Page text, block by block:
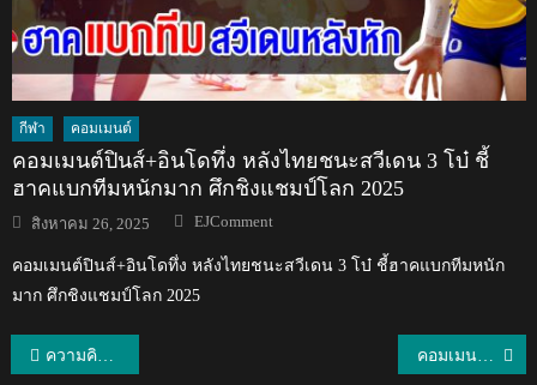
กีฬา คอมเมนต์
คอมเมนต์ปินส์+อินโดทึ่ง หลังไทยชนะสวีเดน 3 โบ๋ ชี้
ฮาคแบกทีมหนักมาก ศึกชิงแชมป์โลก 2025
Posted
on
สิงหาคม 26, 2025 Author
EJComment
คอมเมนต์ปินส์+อินโดทึ่ง หลังไทยชนะสวีเดน 3 โบ๋ ชี้ฮาคแบกทีมหนัก
มาก ศึกชิงแชมป์โลก 2025
แนะแนว
ความคิดเห็นแฟนบอลเอเชียและอาเซียนหลังไทยพ่ายสโลวาเกีย 2-3 ศึกคิงส์คัพ คอมเมนต์แฟนบอลอินโดนีเซียหลังไทยแพ้สโลวาเกีย 2-3 ศึกคิงส์คัพ